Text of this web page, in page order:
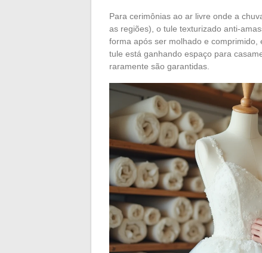
Para cerimônias ao ar livre onde a
as regiões), o tule texturizado anti-
forma após ser molhado e comprimido,
tule está ganhando espaço para
raramente são garantidas.